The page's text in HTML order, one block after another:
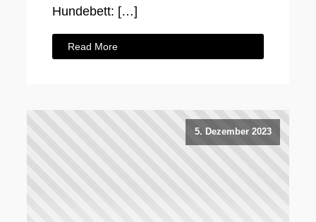
Hundebett: […]
Read More
5. Dezember 2023